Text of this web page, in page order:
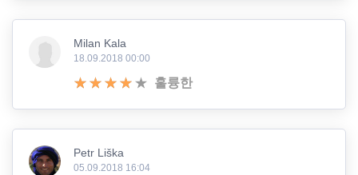
Milan Kala
18.09.2018 00:00
훌륭한
Petr Liška
05.09.2018 16:04